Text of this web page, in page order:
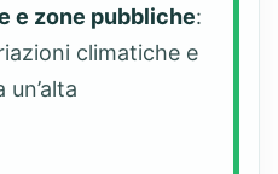
e zone pubbliche:
climatiche e
un’alta